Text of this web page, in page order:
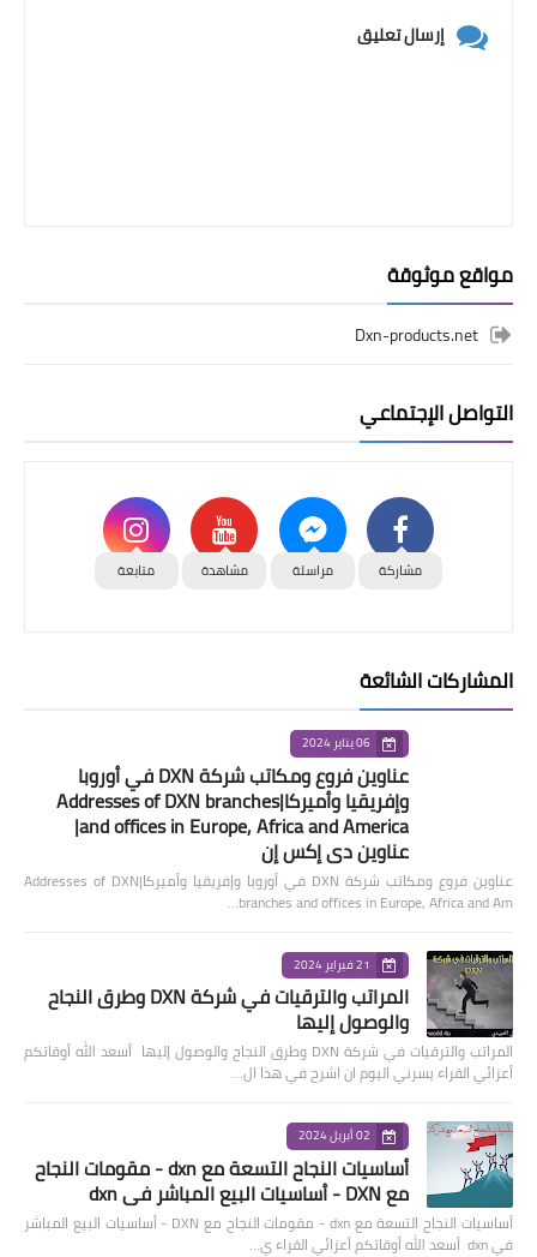
إرسال تعليق
مواقع موثوقة
Dxn-products.net
التواصل الإجتماعي
مشاركة مراسلة مشاهدة متابعة
المشاركات الشائعة
06 يناير 2024
عناوين فروع ومكاتب شركة DXN في أوروبا
وإفريقيا وأميركا|Addresses of DXN branches
and offices in Europe, Africa and America|
عناوين دي إكس إن
عناوين فروع ومكاتب شركة DXN في أوروبا وإفريقيا وأميركا|Addresses of DXN
branches and offices in Europe, Africa and Am…
21 فبراير 2024
المراتب والترقيات في شركة DXN وطرق النجاح
والوصول إليها
المراتب والترقيات في شركة DXN وطرق النجاح والوصول إليها أسعد الله أوقاتكم
أعزائي القراء يسرني اليوم ان اشرح في هذا ال…
02 أبريل 2024
أساسيات النجاح التسعة مع dxn - مقومات النجاح
مع DXN - أساسيات البيع المباشر في dxn
أساسيات النجاح التسعة مع dxn - مقومات النجاح مع DXN - أساسيات البيع المباشر
في dxn أسعد الله أوقاتكم أعزائي القراء ي…